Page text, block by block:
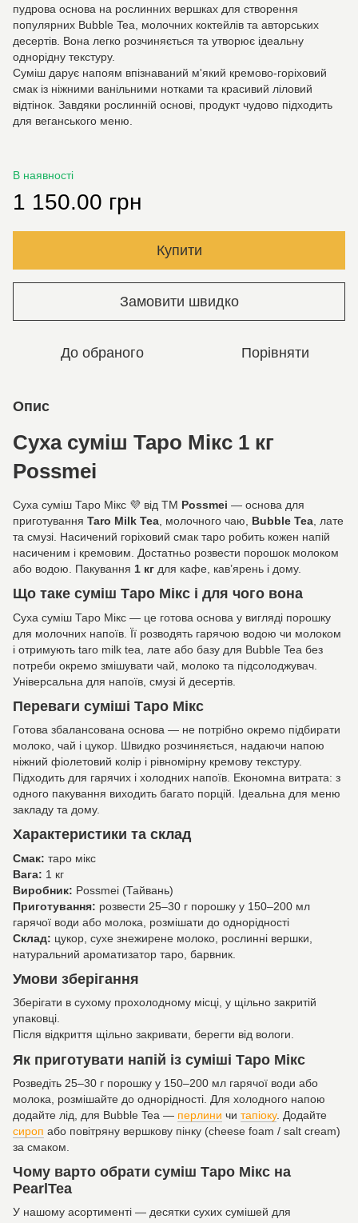
пудрова основа на рослинних вершках для створення
популярних Bubble Tea, молочних коктейлів та авторських
десертів. Вона легко розчиняється та утворює ідеальну
однорідну текстуру.
Суміш дарує напоям впізнаваний м'який кремово-горіховий
смак із ніжними ванільними нотками та красивий ліловий
відтінок. Завдяки рослинній основі, продукт чудово підходить
для веганського меню.
В наявності
1 150.00 грн
Купити
Замовити швидко
До обраного Порівняти
Опис
Суха суміш Таро Мікс 1 кг
Possmei
Суха суміш Таро Мікс 💜 від ТМ Possmei — основа для
приготування Taro Milk Tea , молочного чаю, Bubble Tea , лате
та смузі. Насичений горіховий смак таро робить кожен напій
насиченим і кремовим. Достатньо розвести порошок молоком
або водою. Пакування 1 кг для кафе, кав’ярень і дому.
Що таке суміш Таро Мікс і для чого вона
Суха суміш Таро Мікс — це готова основа у вигляді порошку
для молочних напоїв. Її розводять гарячою водою чи молоком
і отримують taro milk tea, лате або базу для Bubble Tea без
потреби окремо змішувати чай, молоко та підсолоджувач.
Універсальна для напоїв, смузі й десертів.
Переваги суміші Таро Мікс
Готова збалансована основа — не потрібно окремо підбирати
молоко, чай і цукор. Швидко розчиняється, надаючи напою
ніжний фіолетовий колір і рівномірну кремову текстуру.
Підходить для гарячих і холодних напоїв. Економна витрата: з
одного пакування виходить багато порцій. Ідеальна для меню
закладу та дому.
Характеристики та склад
Смак: таро мікс
Вага: 1 кг
Виробник: Possmei (Тайвань)
Приготування: розвести 25–30 г порошку у 150–200 мл
гарячої води або молока, розмішати до однорідності
Склад: цукор, сухе знежирене молоко, рослинні вершки,
натуральний ароматизатор таро, барвник.
Умови зберігання
Зберігати в сухому прохолодному місці, у щільно закритій
упаковці.
Після відкриття щільно закривати, берегти від вологи.
Як приготувати напій із суміші Таро Мікс
Розведіть 25–30 г порошку у 150–200 мл гарячої води або
молока, розмішайте до однорідності. Для холодного напою
додайте лід, для Bubble Tea — перлини чи тапіоку. Додайте
сироп або повітряну вершкову пінку (cheese foam / salt cream)
за смаком.
Чому варто обрати суміш Таро Мікс на
PearlTea
У нашому асортименті — десятки сухих сумішей для